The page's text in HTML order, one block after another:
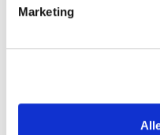
Marketing
Vielfalt ist willkommen!